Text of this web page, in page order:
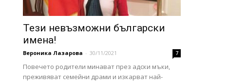
Тези невъзможни български
имена!
Вероника Лазарова - 30/11/2021 7
Повечето родители минават през адски мъки,
преживяват семейни драми и изкарват най-